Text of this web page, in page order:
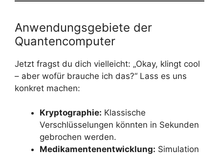
Anwendungsgebiete der
Quantencomputer
Jetzt fragst du dich vielleicht: „Okay, klingt cool
– aber wofür brauche ich das?“ Lass es uns
konkret machen:
Kryptographie: Klassische
Verschlüsselungen könnten in Sekunden
gebrochen werden.
Medikamentenentwicklung: Simulation